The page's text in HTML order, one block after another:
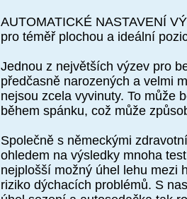
AUTOMATICKÉ NASTAVENÍ
pro téměř plochou a ideální
Jednou z největších výzev pro
předčasně narozených a velmi
nejsou zcela vyvinuty. To může
během spánku, což může
Společně s německými
ohledem na výsledky mnoha
nejplošší možný úhel lehu mezi
riziko dýchacích problémů. S